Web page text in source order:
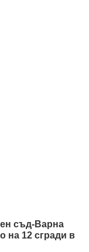
съд-Варна
на 12 сгради в